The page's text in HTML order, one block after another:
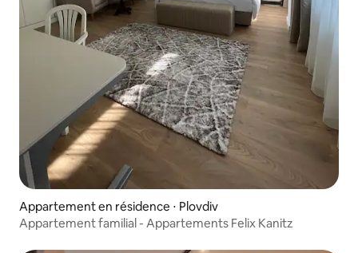
Appartement en résidence ⋅ Plovdiv
Appartement familial - Appartements Felix Kanitz